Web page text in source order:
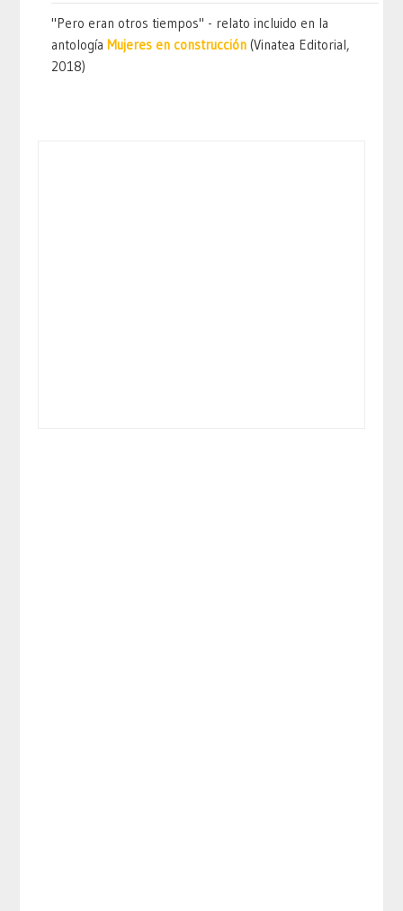
"Pero eran otros tiempos" - relato incluido en la
antología Mujeres en construcción (Vinatea Editorial,
2018)